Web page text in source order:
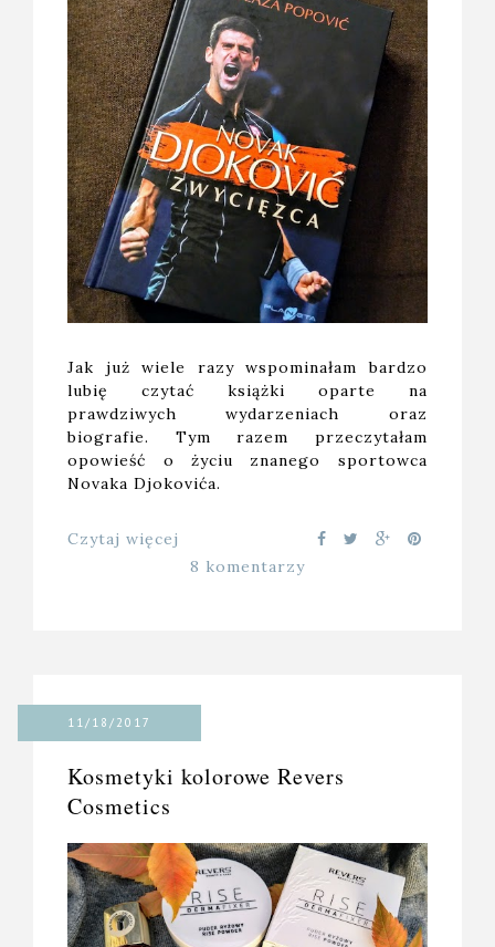
Jak już wiele razy wspominałam bardzo
lubię czytać książki oparte na
prawdziwych wydarzeniach oraz
biografie. Tym razem przeczytałam
opowieść o życiu znanego sportowca
Novaka Djokovića.
Czytaj więcej
8 komentarzy
11/18/2017
Kosmetyki kolorowe Revers
Cosmetics